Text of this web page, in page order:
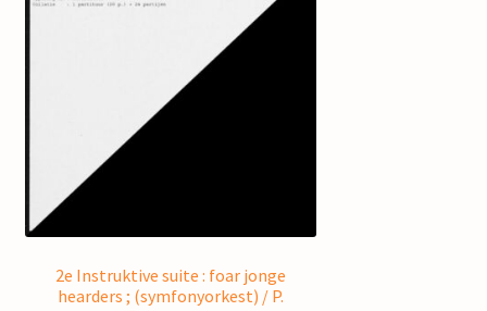
2e Instruktive suite : foar jonge
hearders ; (symfonyorkest) / P.